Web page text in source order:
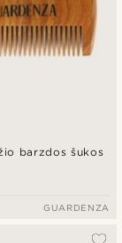
barzdos šukos
GUARDENZA